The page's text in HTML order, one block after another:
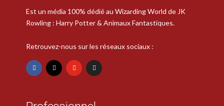
Est un média 100% dédié au Wizarding World de JK
Rowling : Harry Potter & Animaux Fantastiques.
Retrouvez-nous sur les réseaux sociaux :